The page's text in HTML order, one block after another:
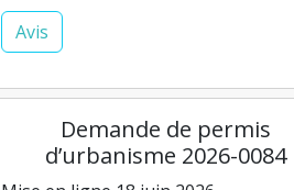
Avis
Demande de permis
d’urbanisme 2026-0084